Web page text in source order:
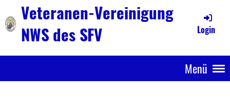
Veteranen-Vereinigung
NWS des SFV
Login
Menü